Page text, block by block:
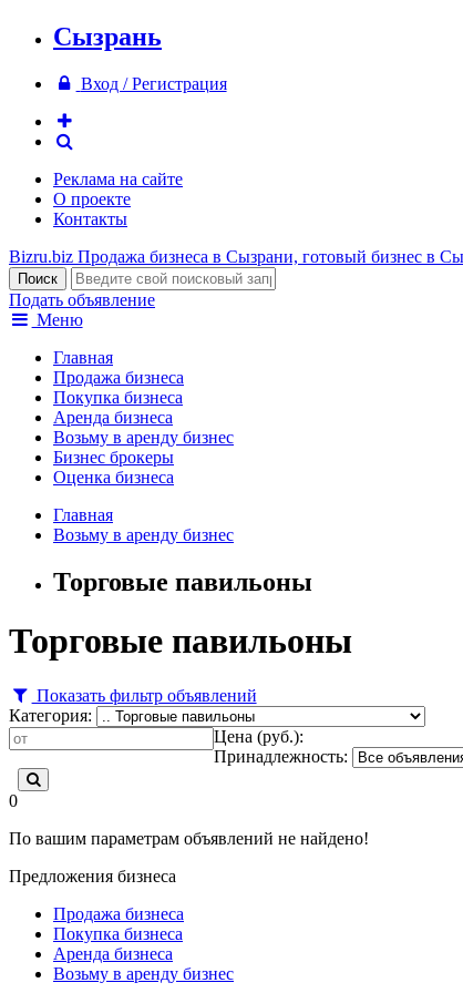
Сызрань
Вход / Регистрация
Реклама на сайте
О проекте
Контакты
Bizru.biz Продажа бизнеса в Сызрани, готовый бизнес в
Подать объявление
Меню
Главная
Продажа бизнеса
Покупка бизнеса
Аренда бизнеса
Возьму в аренду бизнес
Бизнес брокеры
Оценка бизнеса
Главная
Возьму в аренду бизнес
Торговые павильоны
Торговые павильоны
Показать фильтр объявлений
Категория:
Цена (руб.):
Принадлежность:
0
По вашим параметрам объявлений не найдено!
Предложения бизнеса
Продажа бизнеса
Покупка бизнеса
Аренда бизнеса
Возьму в аренду бизнес